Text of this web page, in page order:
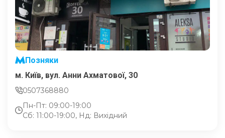
Позняки
м. Київ, вул. Анни Ахматової, 30
0507368880
Пн-Пт: 09:00-19:00
Сб: 11:00-19:00, Нд: Вихідний